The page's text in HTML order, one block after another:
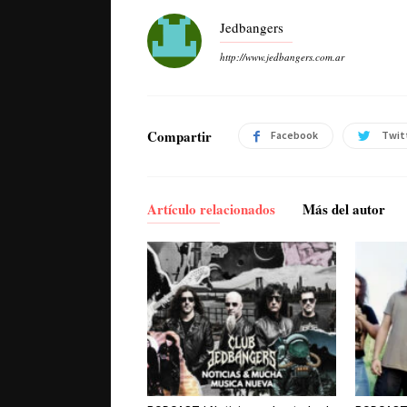
Jedbangers
http://www.jedbangers.com.ar
Compartir Facebook
Artículo relacionados Más del autor